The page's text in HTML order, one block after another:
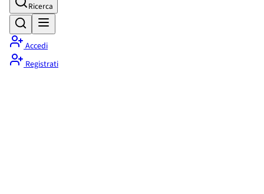
Ricerca
Accedi
Registrati